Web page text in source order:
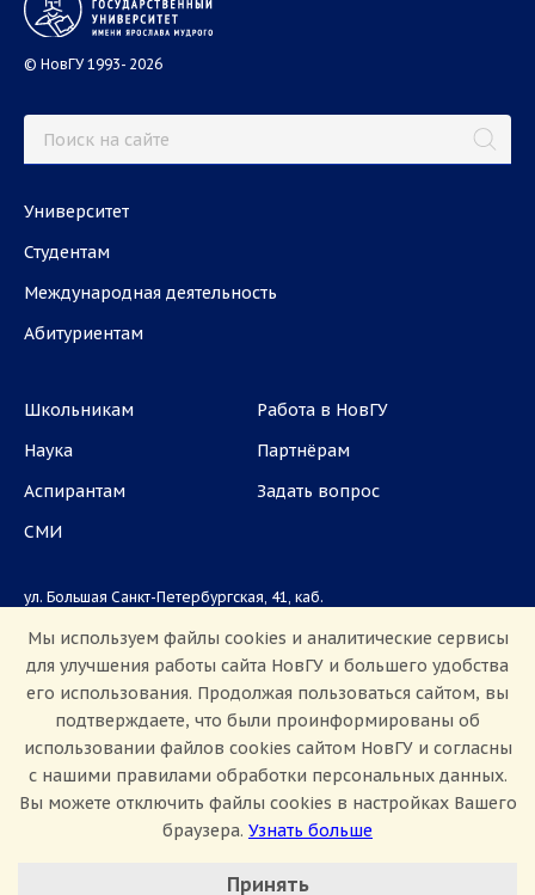
© НовГУ 1993- 2026
Университет
Студентам
Международная деятельность
Абитуриентам
Школьникам
Наука
Аспирантам
СМИ
Работа в НовГУ
Партнёрам
Задать вопрос
ул. Большая Санкт-Петербургская, 41, каб.
Приемная комиссия: +7(8162)33-20-44
Сведения о доходах
Мы используем файлы cookies и аналитические сервисы
для улучшения работы сайта НовГУ и большего удобства
его использования. Продолжая пользоваться сайтом, вы
подтверждаете, что были проинформированы об
использовании файлов cookies сайтом НовГУ и согласны
с нашими правилами обработки персональных данных.
Вы можете отключить файлы cookies в настройках Вашего
браузера. Узнать больше
Принять